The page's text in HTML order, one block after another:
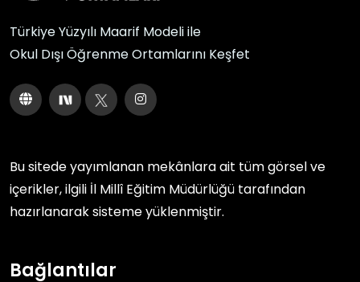
Türkiye Yüzyılı Maarif Modeli ile
Okul Dışı Öğrenme Ortamlarını Keşfet
Bu sitede yayımlanan mekânlara ait tüm görsel ve
içerikler, ilgili İl Millî Eğitim Müdürlüğü tarafından
hazırlanarak sisteme yüklenmiştir.
Bağlantılar